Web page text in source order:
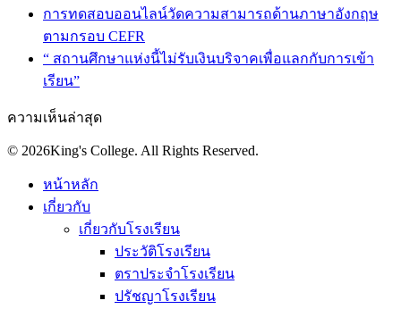
การทดสอบออนไลน์วัดความสามารถด้านภาษาอังกฤษ
ตามกรอบ CEFR
“ สถานศึกษาแห่งนี้ไม่รับเงินบริจาคเพื่อแลกกับการเข้า
เรียน”
ความเห็นล่าสุด
© 2026King's College. All Rights Reserved.
หน้าหลัก
เกี่ยวกับ
เกี่ยวกับโรงเรียน
ประวัติโรงเรียน
ตราประจำโรงเรียน
ปรัชญาโรงเรียน